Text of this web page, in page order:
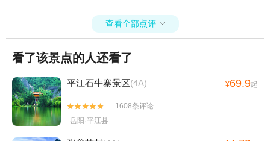
查看全部点评 
看了该景点的人还看了
平江石牛寨景区(4A) ¥69.9起


1608条评论
岳阳·平江县